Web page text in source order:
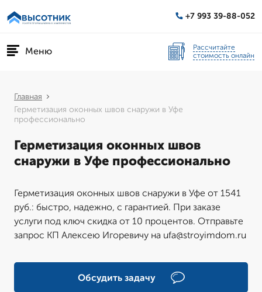
+7 993 39-88-052
Меню
Рассчитайте
стоимость онлайн
Главная
Герметизация оконных швов снаружи в Уфе
профессионально
Герметизация оконных швов
снаружи в Уфе профессионально
Герметизация оконных швов снаружи в Уфе от 1541
руб.: быстро, надежно, с гарантией. При заказе
услуги под ключ скидка от 10 процентов. Отправьте
запрос КП Алексею Игоревичу на ufa@stroyimdom.ru
Обсудить задачу